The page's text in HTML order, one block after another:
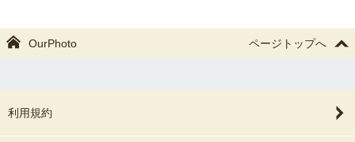
OurPhoto ページトップへ
利用規約